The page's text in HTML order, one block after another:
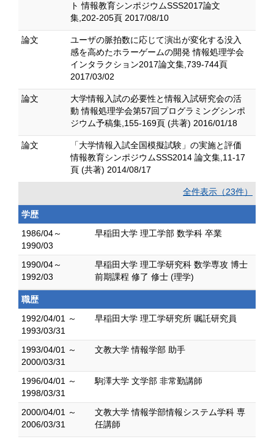
ト 情報教育シンポジウムSSS2017論文
集,202-205頁 2017/08/10
論文
ユーザの脈拍数に応じて演出が変化する没入
感を高めたホラーゲームの開発 情報処理学会
インタラクション2017論文集,739-744頁
2017/03/02
論文
大学情報入試の必要性と情報入試研究会の活
動 情報処理学会第57回プログラミングシンポ
ジウム予稿集,155-169頁 (共著) 2016/01/18
論文
「大学情報入試全国模擬試験」の実施と評価
情報教育シンポジウムSSS2014 論文集,11-17
頁 (共著) 2014/08/17
全件表示（23件）
学歴
1986/04～
1990/03
早稲田大学 理工学部 数学科 卒業
1990/04～
1992/03
早稲田大学 理工学研究科 数学専攻 博士
前期課程 修了 修士 (理学)
職歴
1992/04/01 ～
1993/03/31
早稲田大学 理工学研究所 嘱託研究員
1993/04/01 ～
2000/03/31
文教大学 情報学部 助手
1996/04/01 ～
1998/03/31
駒澤大学 文学部 非常勤講師
2000/04/01 ～
2006/03/31
文教大学 情報学部情報システム学科 専
任講師